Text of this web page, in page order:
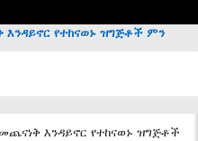
እንዳይኖር የተከናወኑ ዝግጅቶች ምን
እንዳይኖር የተከናወኑ ዝግጅቶች